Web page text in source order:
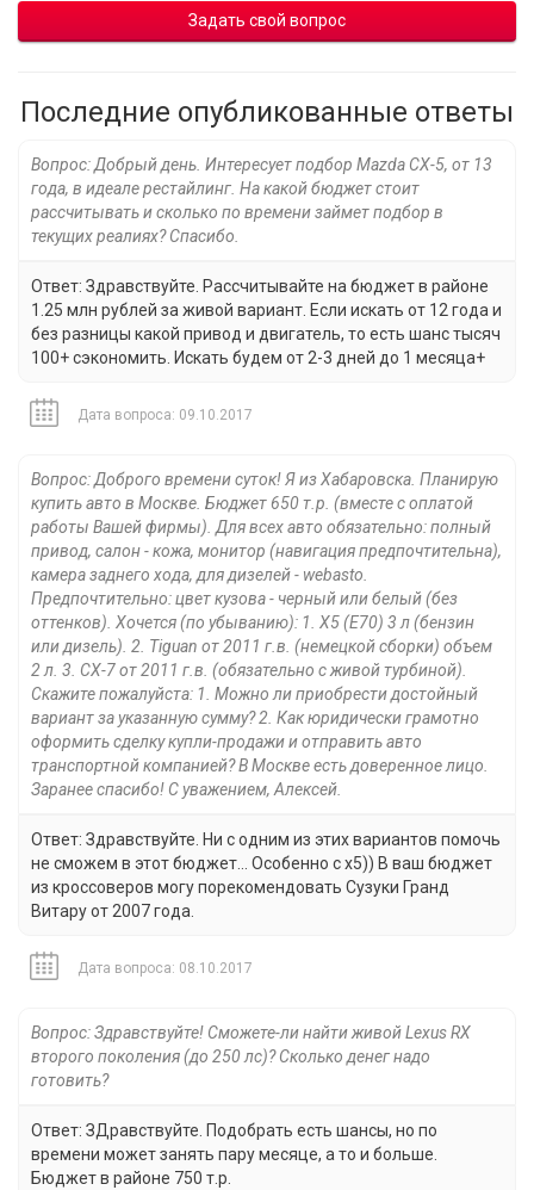
Задать свой вопрос
Последние опубликованные ответы
Вопрос: Добрый день. Интересует подбор Mazda CX-5, от 13
года, в идеале рестайлинг. На какой бюджет стоит
рассчитывать и сколько по времени займет подбор в
текущих реалиях? Спасибо.
Ответ: Здравствуйте. Рассчитывайте на бюджет в районе
1.25 млн рублей за живой вариант. Если искать от 12 года и
без разницы какой привод и двигатель, то есть шанс тысяч
100+ сэкономить. Искать будем от 2-3 дней до 1 месяца+
Дата вопроса: 09.10.2017
Вопрос: Доброго времени суток! Я из Хабаровска. Планирую
купить авто в Москве. Бюджет 650 т.р. (вместе с оплатой
работы Вашей фирмы). Для всех авто обязательно: полный
привод, салон - кожа, монитор (навигация предпочтительна),
камера заднего хода, для дизелей - webasto.
Предпочтительно: цвет кузова - черный или белый (без
оттенков). Хочется (по убыванию): 1. X5 (E70) 3 л (бензин
или дизель). 2. Tiguan от 2011 г.в. (немецкой сборки) объем
2 л. 3. CX-7 от 2011 г.в. (обязательно с живой турбиной).
Скажите пожалуйста: 1. Можно ли приобрести достойный
вариант за указанную сумму? 2. Как юридически грамотно
оформить сделку купли-продажи и отправить авто
транспортной компанией? В Москве есть доверенное лицо.
Заранее спасибо! С уважением, Алексей.
Ответ: Здравствуйте. Ни с одним из этих вариантов помочь
не сможем в этот бюджет... Особенно с х5)) В ваш бюджет
из кроссоверов могу порекомендовать Сузуки Гранд
Витару от 2007 года.
Дата вопроса: 08.10.2017
Вопрос: Здравствуйте! Сможете-ли найти живой Lexus RX
второго поколения (до 250 лс)? Сколько денег надо
готовить?
Ответ: ЗДравствуйте. Подобрать есть шансы, но по
времени может занять пару месяце, а то и больше.
Бюджет в районе 750 т.р.